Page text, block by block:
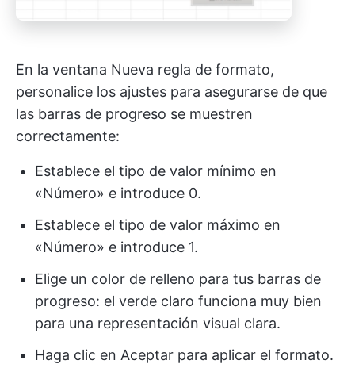
En la ventana Nueva regla de formato,
personalice los ajustes para asegurarse de que
las barras de progreso se muestren
correctamente:
Establece el tipo de valor mínimo en
«Número» e introduce 0.
Establece el tipo de valor máximo en
«Número» e introduce 1.
Elige un color de relleno para tus barras de
progreso: el verde claro funciona muy bien
para una representación visual clara.
Haga clic en Aceptar para aplicar el formato.